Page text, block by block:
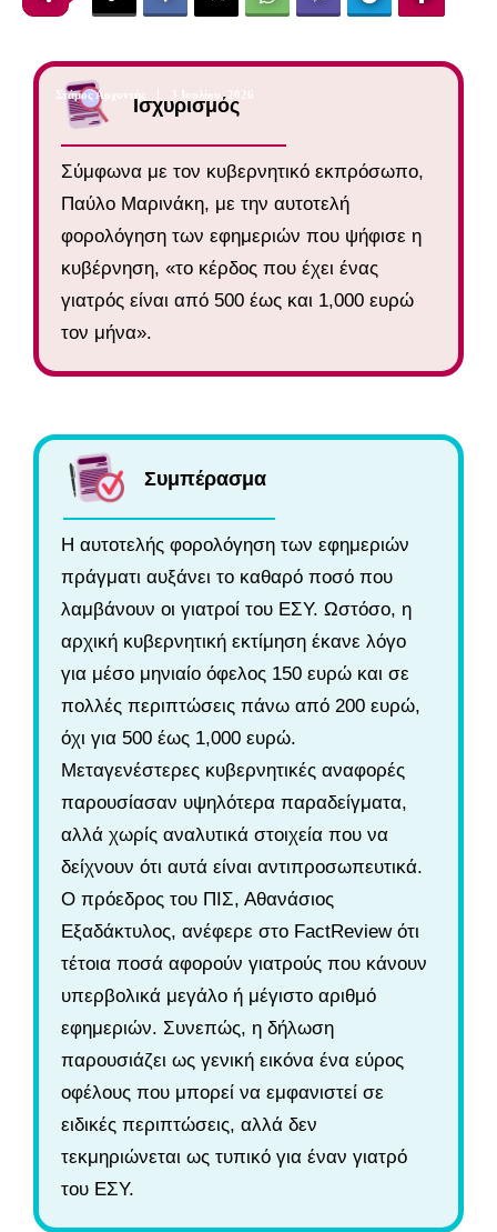
Στάμος Αρχοντής 3 Ιουλίου, 2026
Ισχυρισμός
Σύμφωνα με τον κυβερνητικό εκπρόσωπο,
Παύλο Μαρινάκη, με την αυτοτελή
φορολόγηση των εφημεριών που ψήφισε η
κυβέρνηση, «το κέρδος που έχει ένας
γιατρός είναι από 500 έως και 1,000 ευρώ
τον μήνα».
Συμπέρασμα
Η αυτοτελής φορολόγηση των εφημεριών
πράγματι αυξάνει το καθαρό ποσό που
λαμβάνουν οι γιατροί του ΕΣΥ. Ωστόσο, η
αρχική κυβερνητική εκτίμηση έκανε λόγο
για μέσο μηνιαίο όφελος 150 ευρώ και σε
πολλές περιπτώσεις πάνω από 200 ευρώ,
όχι για 500 έως 1,000 ευρώ.
Μεταγενέστερες κυβερνητικές αναφορές
παρουσίασαν υψηλότερα παραδείγματα,
αλλά χωρίς αναλυτικά στοιχεία που να
δείχνουν ότι αυτά είναι αντιπροσωπευτικά.
Ο πρόεδρος του ΠΙΣ, Αθανάσιος
Εξαδάκτυλος, ανέφερε στο FactReview ότι
τέτοια ποσά αφορούν γιατρούς που κάνουν
υπερβολικά μεγάλο ή μέγιστο αριθμό
εφημεριών. Συνεπώς, η δήλωση
παρουσιάζει ως γενική εικόνα ένα εύρος
οφέλους που μπορεί να εμφανιστεί σε
ειδικές περιπτώσεις, αλλά δεν
τεκμηριώνεται ως τυπικό για έναν γιατρό
του ΕΣΥ.